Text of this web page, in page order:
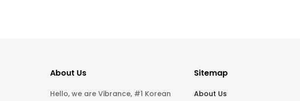
About Us
Hello, we are Vibrance, #1 Korean
Sitemap
About Us